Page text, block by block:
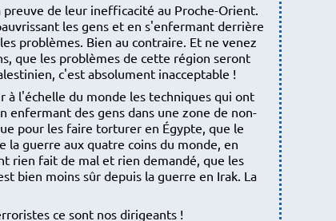
de leur inefficacité au Proche-Orient.
les gens et en s'enfermant derrière
problèmes. Bien au contraire. Et ne venez
que les problèmes de cette région seront
c'est absolument inacceptable !
à l'échelle du monde les techniques qui ont
enfermant des gens dans une zone de non-
pour les faire torturer en Égypte, que le
la guerre aux quatre coins du monde, en
rien fait de mal et rien demandé, que les
bien moins sûr depuis la guerre en Irak. La
ce sont nos dirigeants !